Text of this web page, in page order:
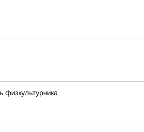
физкультурника